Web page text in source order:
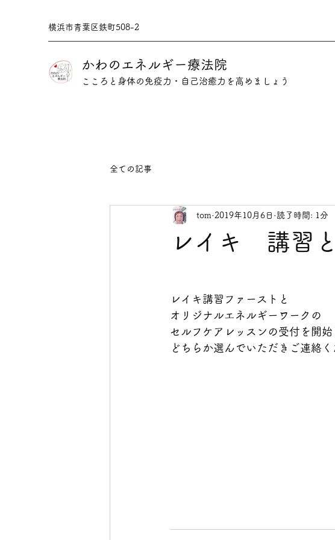
横浜市青葉区鉄町508-2
かわのエネルギー療法院
​こころと身体の免疫力・自己治癒力を高めましょう
全ての記事
レイキ 講習
tom 2019年10月6日 読了時間: 1分
レイキ講習ファーストと
オリジナルエネルギーワークの
セルフケアレッスンの受付を開始
どちらか選んでいただきご連絡く